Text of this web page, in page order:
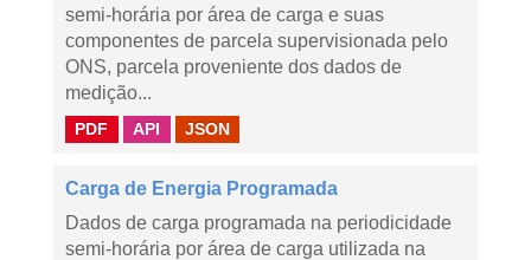
semi-horária por área de carga e suas
componentes de parcela supervisionada pelo
ONS, parcela proveniente dos dados de
medição...
PDF API JSON
Carga de Energia Programada
Dados de carga programada na periodicidade
semi-horária por área de carga utilizada na